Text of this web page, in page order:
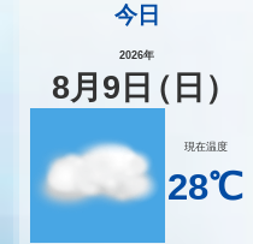
今日
2026年
8月 9 日（日）
現在温度
28℃